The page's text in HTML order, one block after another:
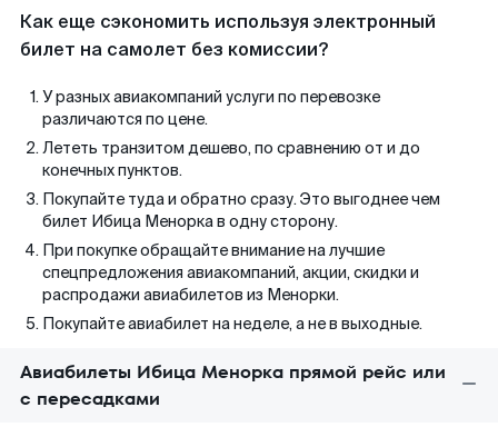
Как еще сэкономить используя электронный
билет на самолет без комиссии?
У разных авиакомпаний услуги по перевозке
различаются по цене.
Лететь транзитом дешево, по сравнению от и до
конечных пунктов.
Покупайте туда и обратно сразу. Это выгоднее чем
билет Ибица Менорка в одну сторону.
При покупке обращайте внимание на лучшие
спецпредложения авиакомпаний, акции, скидки и
распродажи авиабилетов из Менорки.
Покупайте авиабилет на неделе, а не в выходные.
Авиабилеты Ибица Менорка прямой рейс или
с пересадками